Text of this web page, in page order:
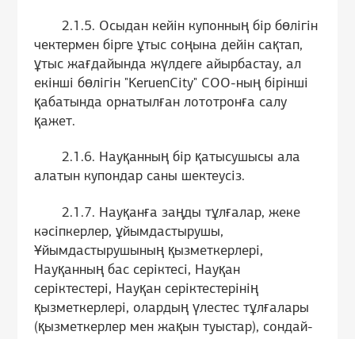
2.1.5. Осыдан кейін купонның бір бөлігін
чектермен бірге ұтыс соңына дейін сақтап,
ұтыс жағдайында жүлдеге айырбастау, ал
екінші бөлігін "KeruenCity" СОО-ның бірінші
қабатында орнатылған лототронға салу
қажет.
2.1.6. Науқанның бір қатысушысы ала
алатын купондар саны шектеусіз.
2.1.7. Науқанға заңды тұлғалар, жеке
кәсіпкерлер, ұйымдастырушы,
Ұйымдастырушының қызметкерлері,
Науқанның бас серіктесі, Науқан
серіктестері, Науқан серіктестерінің
қызметкерлері, олардың үлестес тұлғалары
(қызметкерлер мен жақын туыстар), сондай-